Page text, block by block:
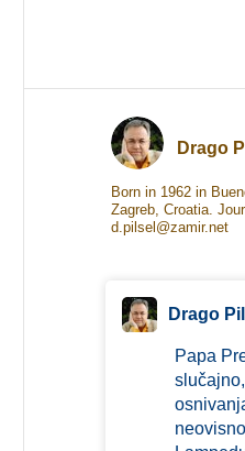
Drago
Born in 1962 in
Zagreb, Croatia.
d.pilsel@zamir.net
Drago
Papa